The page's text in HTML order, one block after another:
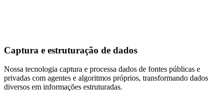
Nossa tecnologia captura e processa dados de fontes públicas e
diversos em informações estruturadas.
Inteligência aplicada ao negócio